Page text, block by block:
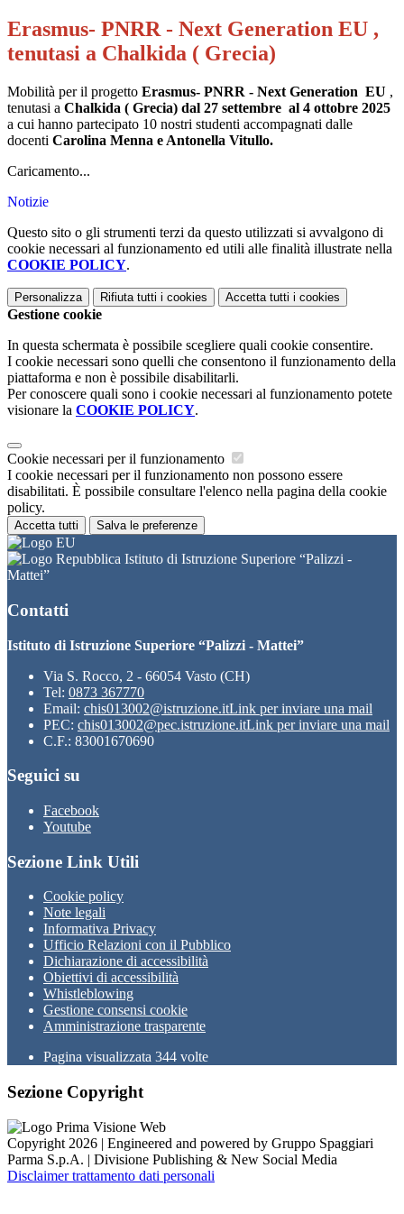
Erasmus- PNRR - Next Generation EU ,
tenutasi a Chalkida ( Grecia)
Mobilità per il progetto Erasmus- PNRR - Next Generation EU ,
tenutasi a Chalkida ( Grecia) dal 27 settembre al 4 ottobre 2025
a cui hanno partecipato 10 nostri studenti accompagnati dalle
docenti Carolina Menna e Antonella Vitullo.
Caricamento...
Notizie
Questo sito o gli strumenti terzi da questo utilizzati si avvalgono di
cookie necessari al funzionamento ed utili alle finalità illustrate nella
COOKIE POLICY.
Personalizza Rifiuta tutti i cookies Accetta tutti i cookies
Gestione cookie
In questa schermata è possibile scegliere quali cookie consentire.
I cookie necessari sono quelli che consentono il funzionamento della
piattaforma e non è possibile disabilitarli.
Per conoscere quali sono i cookie necessari al funzionamento potete
visionare la COOKIE POLICY.
Cookie necessari per il funzionamento
I cookie necessari per il funzionamento non possono essere
disabilitati. È possibile consultare l'elenco nella pagina della cookie
policy.
Accetta tutti Salva le preferenze
Istituto di Istruzione Superiore “Palizzi -
Mattei”
Contatti
Istituto di Istruzione Superiore “Palizzi - Mattei”
Via S. Rocco, 2 - 66054 Vasto (CH)
Tel: 0873 367770
Email: chis013002@istruzione.itLink per inviare una mail
PEC: chis013002@pec.istruzione.itLink per inviare una mail
C.F.: 83001670690
Seguici su
Facebook
Youtube
Sezione Link Utili
Cookie policy
Note legali
Informativa Privacy
Ufficio Relazioni con il Pubblico
Dichiarazione di accessibilità
Obiettivi di accessibilità
Whistleblowing
Gestione consensi cookie
Amministrazione trasparente
Pagina visualizzata 344 volte
Sezione Copyright
Copyright 2026 | Engineered and powered by Gruppo Spaggiari
Parma S.p.A. | Divisione Publishing & New Social Media
Disclaimer trattamento dati personali